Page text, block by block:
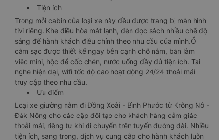
Tiện ích
Trong mỗi cabin của loại xe này đều được trang bị màn hình
tivi riêng. Khe điều hòa mát lạnh, đèn đọc sách nhiều chế độ
sáng để hành khách điều chỉnh theo nhu cầu của mình.Ổ
cắm sạc được thiết kế ngay bên cạnh chỗ nằm, bàn làm
việc mini, hộc để cốc chén, nước uống đầy đủ tiện ích. Tai
nghe hiện đại, wifi tốc độ cao hoạt động 24/24 thoải mái
truy cập theo nhu cầu.
Ưu điểm
Loại xe giường nằm đi Đồng Xoài - Bình Phước từ Krông Nô -
Đắk Nông cho các cặp đôi tạo cho khách hàng cảm giác
thoải mái, riêng tư khi di chuyển trên tuyến đường dài. Nhiều
tiện ích, sang trọng, dịch vụ cung cấp cho hành khách luôn